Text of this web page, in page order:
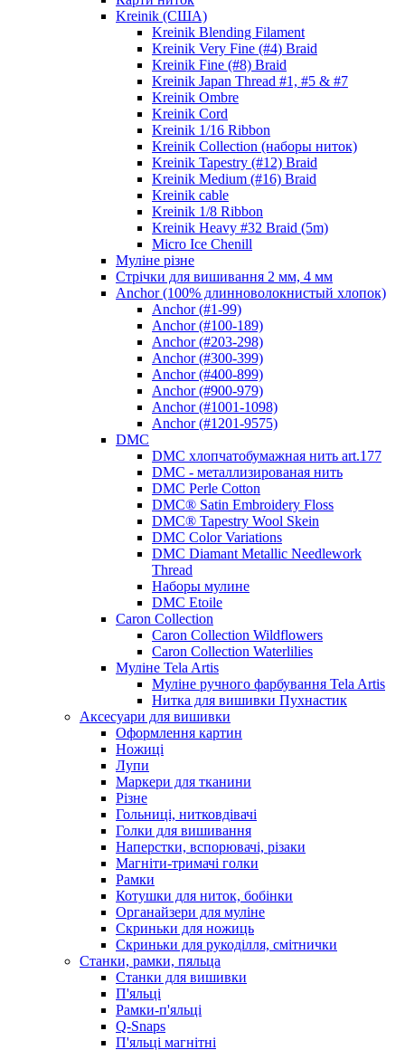
Kreinik (США)
Kreinik Blending Filament
Kreinik Very Fine (#4) Braid
Kreinik Fine (#8) Braid
Kreinik Japan Thread #1, #5 & #7
Kreinik Ombre
Kreinik Cord
Kreinik 1/16 Ribbon
Kreinik Collection (наборы ниток)
Kreinik Tapestry (#12) Braid
Kreinik Medium (#16) Braid
Kreinik cable
Kreinik 1/8 Ribbon
Kreinik Heavy #32 Braid (5m)
Micro Ice Chenill
Муліне різне
Стрічки для вишивання 2 мм, 4 мм
Anchor (100% длинноволокнистый хлопок)
Anchor (#1-99)
Anchor (#100-189)
Anchor (#203-298)
Anchor (#300-399)
Anchor (#400-899)
Anchor (#900-979)
Anchor (#1001-1098)
Anchor (#1201-9575)
DMC
DMC хлопчатобумажная нить art.177
DMC - металлизированая нить
DMC Perle Cotton
DMC® Satin Embroidery Floss
DMC® Tapestry Wool Skein
DMC Color Variations
DMC Diamant Metallic Needlework
Thread
Наборы мулине
DMC Etoile
Caron Collection
Caron Collection Wildflowers
Caron Collection Waterlilies
Муліне Tela Artis
Муліне ручного фарбування Tela Artis
Нитка для вишивки Пухнастик
Аксесуари для вишивки
Оформлення картин
Ножиці
Лупи
Маркери для тканини
Різне
Гольниці, нитковдівачі
Голки для вишивання
Наперстки, вспорювачі, різаки
Магніти-тримачі голки
Рамки
Котушки для ниток, бобінки
Органайзери для муліне
Скриньки для ножиць
Скриньки для рукоділля, смітнички
Станки, рамки, пяльца
Станки для вишивки
П'яльці
Рамки-п'яльці
Q-Snaps
П'яльці магнітні